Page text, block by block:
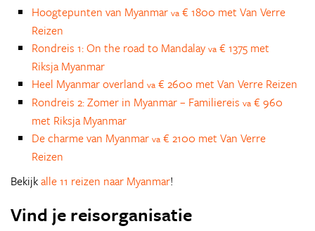
Hoogtepunten van Myanmar va € 1800 met Van Verre
Reizen
Rondreis 1: On the road to Mandalay va € 1375 met
Riksja Myanmar
Heel Myanmar overland va € 2600 met Van Verre Reizen
Rondreis 2: Zomer in Myanmar – Familiereis va € 960
met Riksja Myanmar
De charme van Myanmar va € 2100 met Van Verre
Reizen
Bekijkalle 11 reizen naar Myanmar!
Vind je reisorganisatie